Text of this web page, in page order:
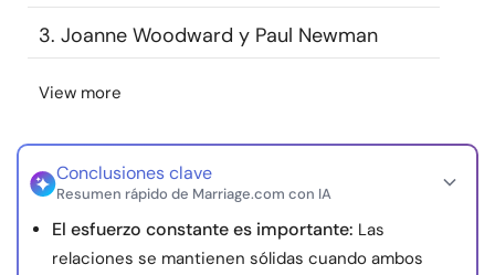
Sobre nosotros Contáctanos
nosotros
© Copyright 2026. Todos los derechos reservados.
3. Joanne Woodward y Paul Newman
View more
Conclusiones clave
Resumen rápido de Marriage.com con IA
El esfuerzo constante es importante: Las
relaciones se mantienen sólidas cuando ambos